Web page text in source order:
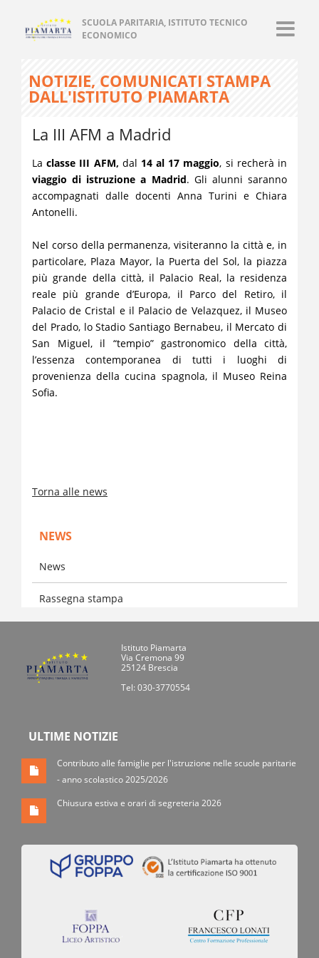
SCUOLA PARITARIA, ISTITUTO TECNICO
ECONOMICO
NOTIZIE, COMUNICATI STAMPA
DALL'ISTITUTO PIAMARTA
La III AFM a Madrid
Laclasse III AFM, dal 14 al 17 maggio, si recherà in
viaggio di istruzione a Madrid. Gli alunni saranno
accompagnati dalle docenti Anna Turini e Chiara
Antonelli.
Nel corso della permanenza, visiteranno la città e, in
particolare, Plaza Mayor, la Puerta del Sol, la piazza
più grande della città, il Palacio Real, la residenza
reale più grande d’Europa, il Parco del Retiro, il
Palacio de Cristal e il Palacio de Velazquez, il Museo
del Prado, lo Stadio Santiago Bernabeu, il Mercato di
San Miguel, il “tempio” gastronomico della città,
l’essenza contemporanea di tutti i luoghi di
provenienza della cucina spagnola, il Museo Reina
Sofia.
Torna alle news
NEWS
News
Rassegna stampa
Istituto Piamarta
Via Cremona 99
25124 Brescia
Tel: 030-3770554
ULTIME NOTIZIE
Contributo alle famiglie per l'istruzione nelle scuole paritarie
- anno scolastico 2025/2026
Chiusura estiva e orari di segreteria 2026